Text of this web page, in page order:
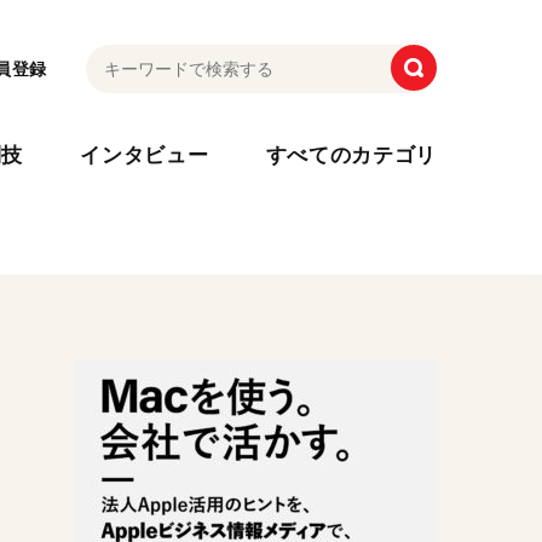
登録
インタビュー すべてのカテゴリ